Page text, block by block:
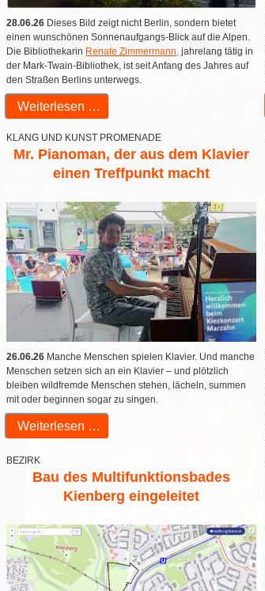
28.06.26 Dieses Bild zeigt nicht Berlin, sondern bietet
einen wunschönen Sonnenaufgangs-Blick auf die Alpen.
Die Bibliothekarin Renate Zimmermann, jahrelang tätig in
der Mark-Twain-Bibliothek, ist seit Anfang des Jahres auf
den Straßen Berlins unterwegs.
Weiterlesen …
KLANG UND KUNST PROMENADE
Mr. Pianoman, der aus dem Klavier
einen Treffpunkt macht
26.06.26 Manche Menschen spielen Klavier. Und manche
Menschen setzen sich an ein Klavier – und plötzlich
bleiben wildfremde Menschen stehen, lächeln, summen
mit oder beginnen sogar zu singen.
Weiterlesen …
BEZIRK
Bau des Multifunktionsbades
Kienberg eingeleitet